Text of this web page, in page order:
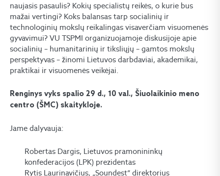
naujasis pasaulis? Kokių specialistų reikės, o kurie bus
mažai vertingi? Koks balansas tarp socialinių ir
technologinių mokslų reikalingas visaverčiam visuomenės
gyvavimui? VU TSPMI organizuojamoje diskusijoje apie
socialinių – humanitarinių ir tiksliųjų – gamtos mokslų
perspektyvas – žinomi Lietuvos darbdaviai, akademikai,
praktikai ir visuomenės veikėjai.
Renginys vyks spalio 29 d., 10 val., Šiuolaikinio meno
centro (ŠMC) skaitykloje.
Jame dalyvauja:
Robertas Dargis, Lietuvos pramonininkų
konfederacijos (LPK) prezidentas
Rytis Laurinavičius, „Soundest“ direktorius